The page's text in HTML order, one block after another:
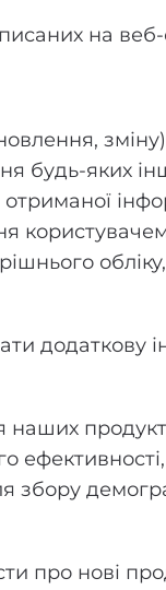
на веб-
будь-яких
додаткову
збору
про нові